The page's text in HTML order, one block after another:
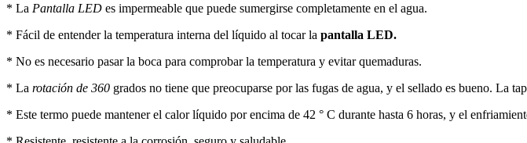
* La Pantalla LED es impermeable que puede sumergirse completamente en el agua.
* Fácil de entender la temperatura interna del líquido al tocar la pantalla LED.
* No es necesario pasar la boca para comprobar la temperatura y evitar quemaduras.
* La rotación de 360 grados no tiene que preocuparse por las fugas de agua, y el sellado es bueno. La
* Este termo puede mantener el calor líquido por encima de 42 ° C durante hasta 6 horas, y el